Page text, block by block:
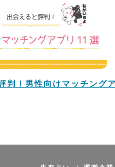
判！男性向けマッチング